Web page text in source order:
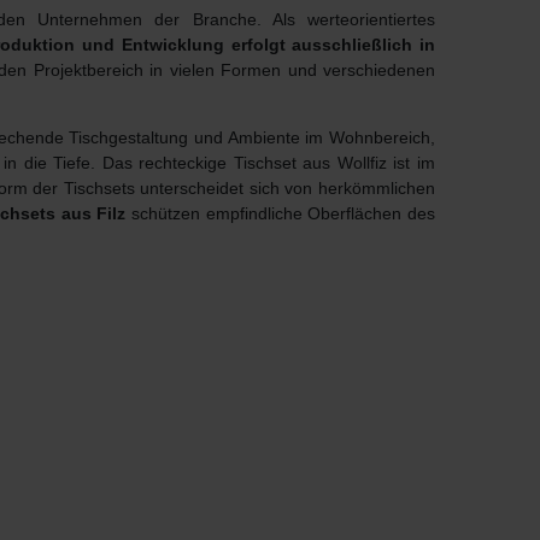
Unternehmen der Branche. Als werteorientiertes
und Entwicklung erfolgt ausschließlich in
Projektbereich in vielen Formen und verschiedenen
Tischgestaltung und Ambiente im Wohnbereich,
die Tiefe. Das rechteckige Tischset aus Wollfiz ist im
der Tischsets unterscheidet sich von herkömmlichen
aus Filz schützen empfindliche Oberflächen des